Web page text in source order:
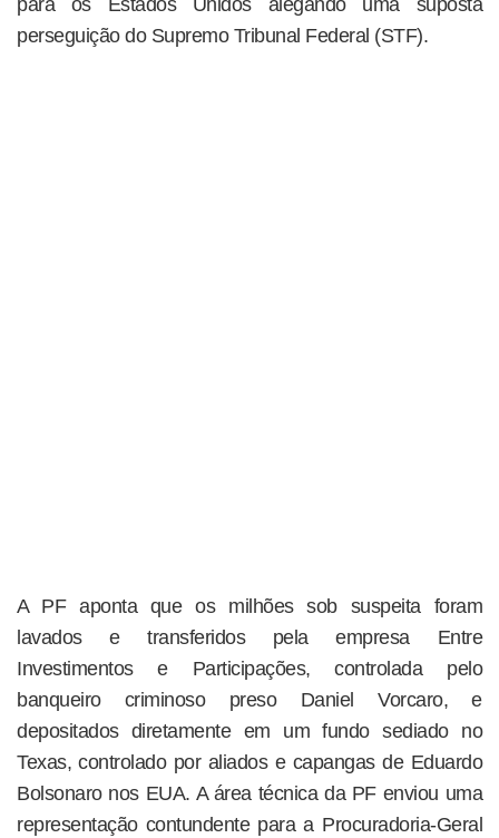
para os Estados Unidos alegando uma suposta
perseguição do Supremo Tribunal Federal (STF).
A PF aponta que os milhões sob suspeita foram
lavados e transferidos pela empresa Entre
Investimentos e Participações, controlada pelo
banqueiro criminoso preso Daniel Vorcaro, e
depositados diretamente em um fundo sediado no
Texas, controlado por aliados e capangas de Eduardo
Bolsonaro nos EUA. A área técnica da PF enviou uma
representação contundente para a Procuradoria-Geral